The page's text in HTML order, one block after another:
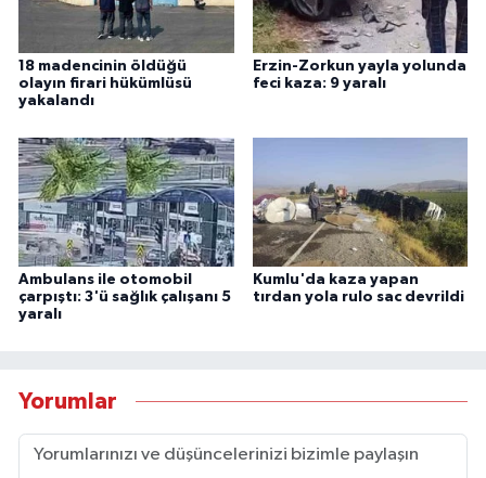
18 madencinin öldüğü
olayın firari hükümlüsü
yakalandı
Erzin-Zorkun yayla yolunda
feci kaza: 9 yaralı
Ambulans ile otomobil
çarpıştı: 3'ü sağlık çalışanı 5
yaralı
Kumlu'da kaza yapan
tırdan yola rulo sac devrildi
Yorumlar